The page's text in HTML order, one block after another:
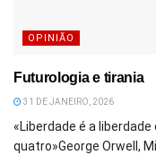
OPINIÃO
Futurologia e tirania
31 DE JANEIRO, 2026
«Liberdade é a
quatro»George Orwell,